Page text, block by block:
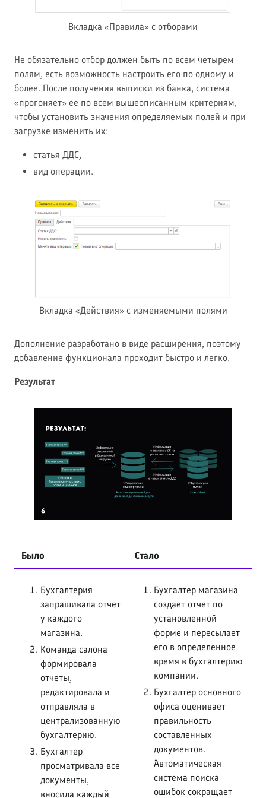
Вкладка «Правила» с отборами
Не обязательно отбор должен быть по всем четырем
полям, есть возможность настроить его по одному и
более. После получения выписки из банка, система
«прогоняет» ее по всем вышеописанным критериям,
чтобы установить значения определяемых полей и при
загрузке изменить их:
статья ДДС,
вид операции.
Вкладка «Действия» с изменяемыми полями
Дополнение разработано в виде расширения, поэтому
добавление функционала проходит быстро и легко.
Результат
Было Стало
Бухгалтерия
запрашивала отчет
у каждого
магазина.
Команда салона
формировала
отчеты,
редактировала и
отправляла в
централизованную
бухгалтерию.
Бухгалтер
просматривала все
документы,
вносила каждый
Бухгалтер магазина
создает отчет по
установленной
форме и пересылает
его в определенное
время в бухгалтерию
компании.
Бухгалтер основного
офиса оценивает
правильность
составленных
документов.
Автоматическая
система поиска
ошибок сокращает